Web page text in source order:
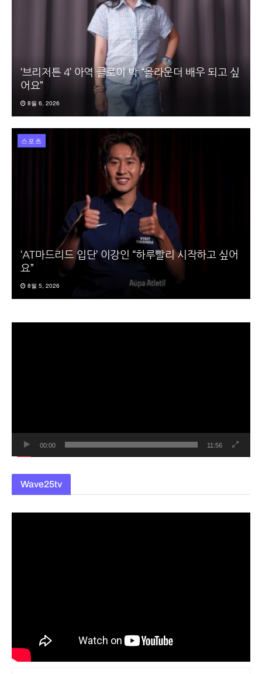
‘브리저튼 4’ 아역 클로이 박 “올라운더 배우 되고 싶
어요”
8월 6, 2026
스포츠
‘AT마드리드 입단’ 이강인 “하루빨리 시작하고 싶어
요”
8월 5, 2026
00:00 11:56
Wave25tv